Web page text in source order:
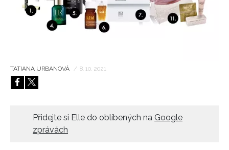
HOME
TATIANA URBANOVÁ / 8. 10. 2021
Přidejte si Elle do oblíbených na Google
zprávách